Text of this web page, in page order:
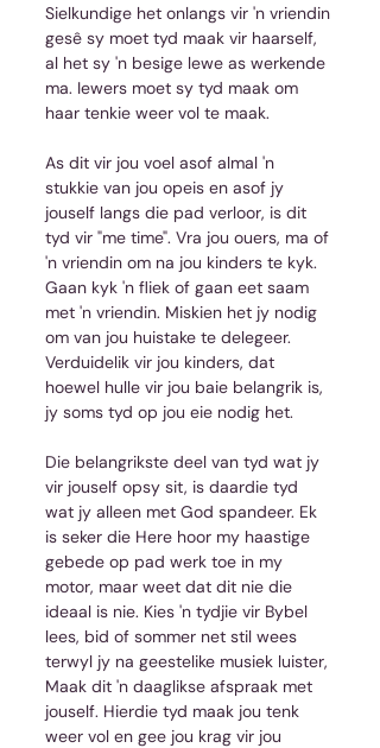
Sielkundige het onlangs vir 'n vriendin
gesê sy moet tyd maak vir haarself,
al het sy 'n besige lewe as werkende
ma. Iewers moet sy tyd maak om
haar tenkie weer vol te maak.
As dit vir jou voel asof almal 'n
stukkie van jou opeis en asof jy
jouself langs die pad verloor, is dit
tyd vir "me time". Vra jou ouers, ma of
'n vriendin om na jou kinders te kyk.
Gaan kyk 'n fliek of gaan eet saam
met 'n vriendin. Miskien het jy nodig
om van jou huistake te delegeer.
Verduidelik vir jou kinders, dat
hoewel hulle vir jou baie belangrik is,
jy soms tyd op jou eie nodig het.
Die belangrikste deel van tyd wat jy
vir jouself opsy sit, is daardie tyd
wat jy alleen met God spandeer. Ek
is seker die Here hoor my haastige
gebede op pad werk toe in my
motor, maar weet dat dit nie die
ideaal is nie. Kies 'n tydjie vir Bybel
lees, bid of sommer net stil wees
terwyl jy na geestelike musiek luister,
Maak dit 'n daaglikse afspraak met
jouself. Hierdie tyd maak jou tenk
weer vol en gee jou krag vir jou